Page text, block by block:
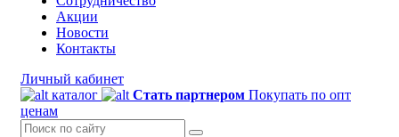
Акции
Новости
Контакты
Личный кабинет
каталог
Стать партнером Покупать по опт
ценам